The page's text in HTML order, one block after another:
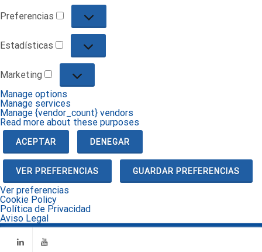
Preferencias
Preferencias
Estadísticas
Estadísticas
Marketing
Marketing
Manage options
Manage services
Manage {vendor_count} vendors
Read more about these purposes
ACEPTAR DENEGAR
VER PREFERENCIAS GUARDAR PREFERENCIAS
Ver preferencias
Cookie Policy
Política de Privacidad
Aviso Legal